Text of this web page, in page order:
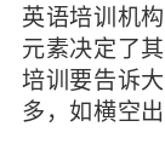
英语培训机
元素决定了
培训要告诉
多，如横空
型，当然也